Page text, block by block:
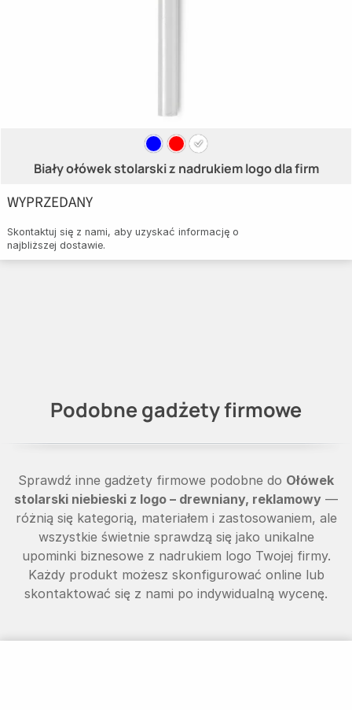
Biały ołówek stolarski z nadrukiem logo dla firm
WYPRZEDANY
Skontaktuj się z nami, aby uzyskać informację o
najbliższej dostawie.
Podobne gadżety firmowe
Sprawdź inne gadżety firmowe podobne do Ołówek
stolarski niebieski z logo – drewniany, reklamowy —
różnią się kategorią, materiałem i zastosowaniem, ale
wszystkie świetnie sprawdzą się jako unikalne
upominki biznesowe z nadrukiem logo Twojej firmy.
Każdy produkt możesz skonfigurować online lub
skontaktować się z nami po indywidualną wycenę.